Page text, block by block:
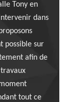
Tony en
dans
possible sur
afin de
tout ce